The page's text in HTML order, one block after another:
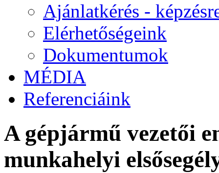
Ajánlatkérés -
Elérhetőségeink
Dokumentumok
MÉDIA
Referenciáink
A gépjármű vezetői
munkahelyi